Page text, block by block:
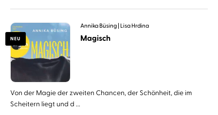
NEU
Annika Büsing Lisa Hrdina
Magisch
Von der Magie der zweiten Chancen, der Schönheit, die im
Scheitern liegt und d ...